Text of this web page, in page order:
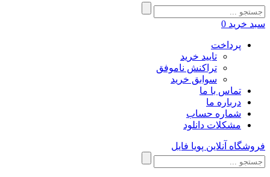
سبد خرید 0
پرداخت
تایید خرید
تراکنش ناموفق
سوابق خرید
تماس با ما
درباره ما
شماره حساب
مشکلات دانلود
فروشگاه آنلاین پویا فایل